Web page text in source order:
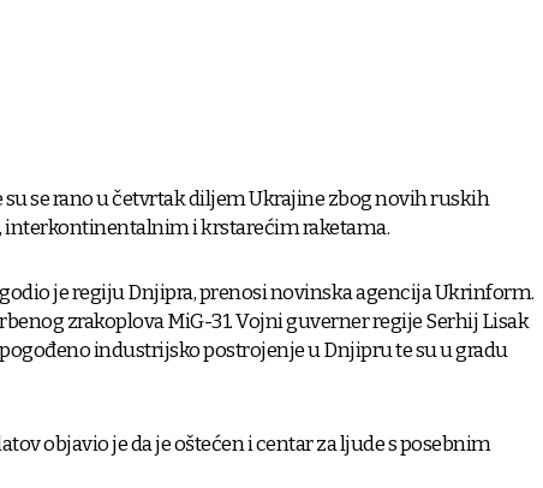
se rano u četvrtak diljem Ukrajine zbog novih ruskih
i krstarećim raketama.
je regiju Dnjipra, prenosi novinska agencija Ukrinform.
zrakoplova MiG-31. Vojni guverner regije Serhij Lisak
industrijsko postrojenje u Dnjipru te su u gradu
objavio je da je oštećen i centar za ljude s posebnim